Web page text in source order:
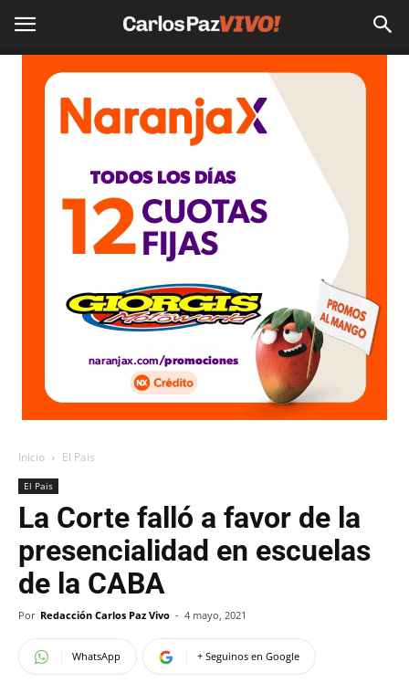
Inicio El Pais
El Pais
La Corte falló a favor de la
presencialidad en escuelas
de la CABA
Por Redacción Carlos Paz Vivo - 4 mayo, 2021
WhatsApp + Seguinos en Google